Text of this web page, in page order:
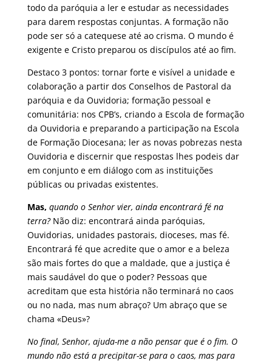
todo da paróquia a ler e estudar as necessidades
para darem respostas conjuntas. A formação não
pode ser só a catequese até ao crisma. O mundo é
exigente e Cristo preparou os discípulos até ao fim.
Destaco 3 pontos: tornar forte e visível a unidade e
colaboração a partir dos Conselhos de Pastoral da
paróquia e da Ouvidoria; formação pessoal e
comunitária: nos CPB’s, criando a Escola de formação
da Ouvidoria e preparando a participação na Escola
de Formação Diocesana; ler as novas pobrezas nesta
Ouvidoria e discernir que respostas lhes podeis dar
em conjunto e em diálogo com as instituições
públicas ou privadas existentes.
Mas, quando o Senhor vier, ainda encontrará fé na
terra?Não diz: encontrará ainda paróquias,
Ouvidorias, unidades pastorais, dioceses, mas fé.
Encontrará fé que acredite que o amor e a beleza
são mais fortes do que a maldade, que a justiça é
mais saudável do que o poder? Pessoas que
acreditam que esta história não terminará no caos
ou no nada, mas num abraço? Um abraço que se
chama «Deus»?
No final, Senhor, ajuda-me a não pensar que é o fim. O
mundo não está a precipitar-se para o caos, mas para